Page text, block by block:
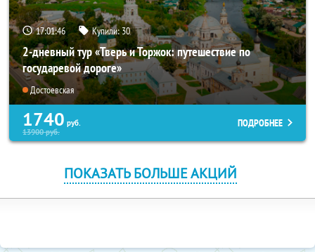
17:01:45 Купили:30
2-дневный тур «Тверь и Торжок: путешествие по
государевой дороге»
Достоевская
1740 руб.
13900руб.
ПОДРОБНЕЕ
ПОКАЗАТЬ БОЛЬШЕ АКЦИЙ